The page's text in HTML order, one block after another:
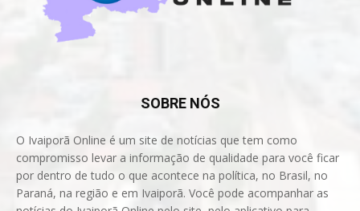
SOBRE NÓS
O Ivaiporã Online é um site de notícias que tem como
compromisso levar a informação de qualidade para você ficar
por dentro de tudo o que acontece na política, no Brasil, no
Paraná, na região e em Ivaiporã. Você pode acompanhar as